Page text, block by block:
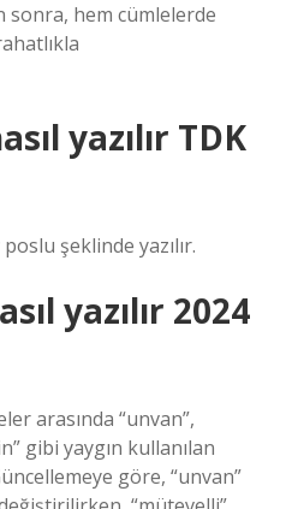
sonra, hem cümlelerde
yazılır TDK
şeklinde yazılır.
yazılır 2024
arasında “unvan”,
gibi yaygın kullanılan
göre, “unvan”